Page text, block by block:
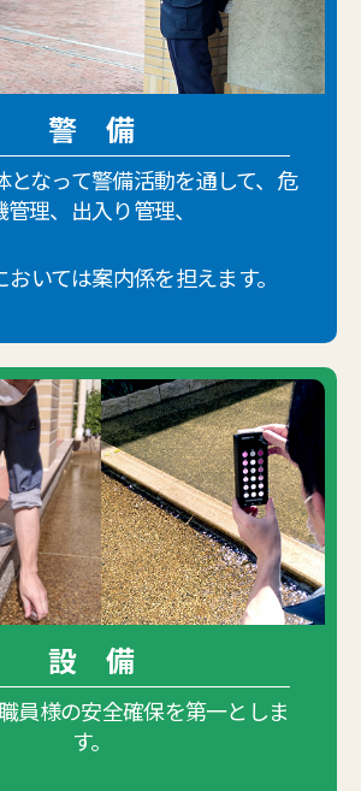
警 備
となって警備活動を通して、危
管理、出入り管理、
いては案内係を担えます。
設 備
員様の安全確保を第一としま
す。